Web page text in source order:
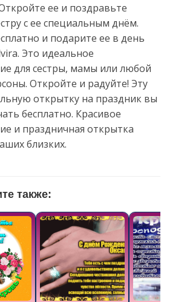
ее и поздравьте
с ее специальным днём.
и подарите ее в день
Это идеальное
для сестры, мамы или любой
Откройте и радуйте! Эту
открытку на праздник вы
бесплатно. Красивое
и праздничная открытка
близких.
также: